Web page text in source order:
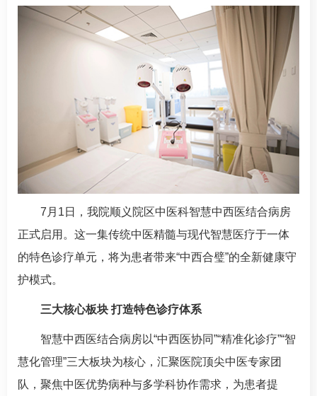
7月1日，我院顺义院区中医科智慧中西医结合病房
正式启用。这一集传统中医精髓与现代智慧医疗于一体
的特色诊疗单元，将为患者带来“中西合璧”的全新健康守
护模式。
三大核心板块 打造特色诊疗体系
智慧中西医结合病房以“中西医协同”“精准化诊疗”“智
慧化管理”三大板块为核心，汇聚医院顶尖中医专家团
队，聚焦中医优势病种与多学科协作需求，为患者提